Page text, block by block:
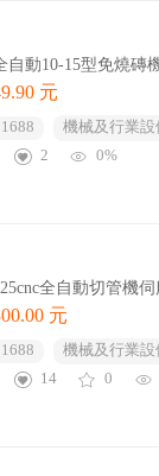
自動10-15型免燒磚
元
1688 機械及行業設
2
0%
全自動切管機
元
1688 機械及行業設
14
0